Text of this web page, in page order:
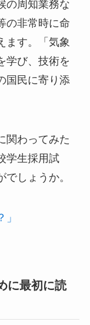
の周知業務な
の非常時に命
ます。「気象
学び、技術を
国民に寄り添
関わってみた
学生採用試
しょうか。
に最初に読